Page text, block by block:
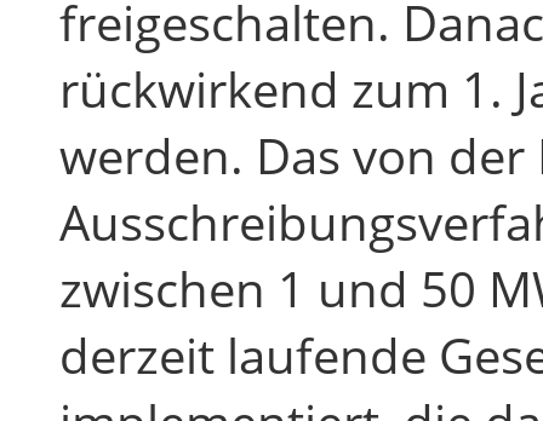
freigeschalten.
rückwirkend zum 1.
werden. Das von
zwischen 1 und 50
derzeit laufende